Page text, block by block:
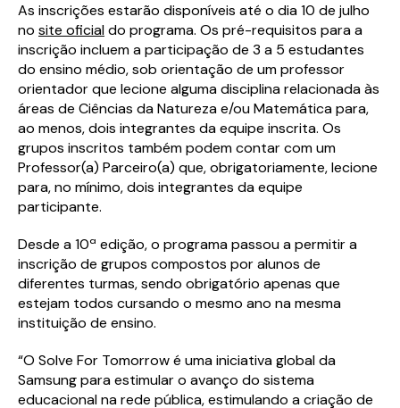
As inscrições estarão disponíveis até o dia 10 de julho
no site oficialdo programa. Os pré-requisitos para a
inscrição incluem a participação de 3 a 5 estudantes
do ensino médio, sob orientação de um professor
orientador que lecione alguma disciplina relacionada às
áreas de Ciências da Natureza e/ou Matemática para,
ao menos, dois integrantes da equipe inscrita. Os
grupos inscritos também podem contar com um
Professor(a) Parceiro(a) que, obrigatoriamente, lecione
para, no mínimo, dois integrantes da equipe
participante.
Desde a 10ª edição, o programa passou a permitir a
inscrição de grupos compostos por alunos de
diferentes turmas, sendo obrigatório apenas que
estejam todos cursando o mesmo ano na mesma
instituição de ensino.
“O Solve For Tomorrow é uma iniciativa global da
Samsung para estimular o avanço do sistema
educacional na rede pública, estimulando a criação de